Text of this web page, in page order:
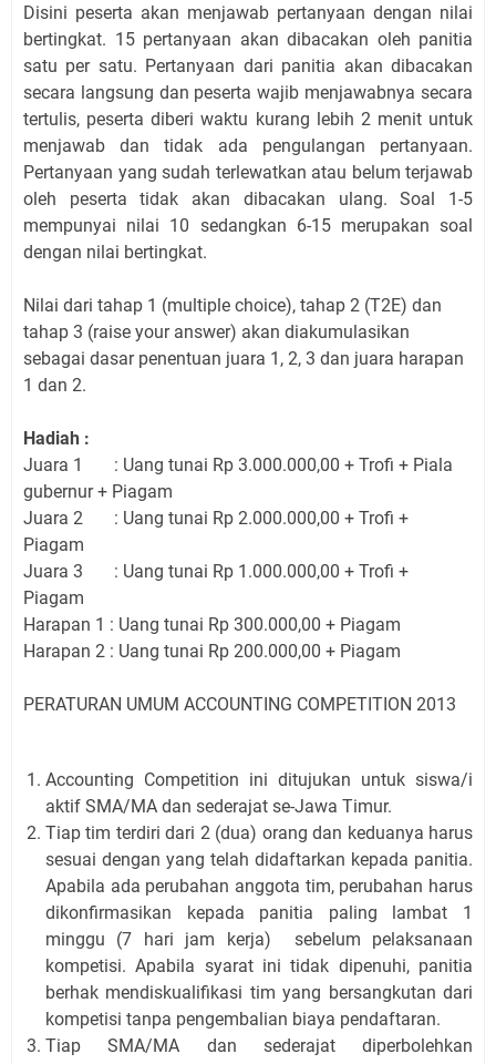
Disini peserta akan menjawab pertanyaan dengan nilai
bertingkat. 15 pertanyaan akan dibacakan oleh panitia
satu per satu. Pertanyaan dari panitia akan dibacakan
secara langsung dan peserta wajib menjawabnya secara
tertulis, peserta diberi waktu kurang lebih 2 menit untuk
menjawab dan tidak ada pengulangan pertanyaan.
Pertanyaan yang sudah terlewatkan atau belum terjawab
oleh peserta tidak akan dibacakan ulang. Soal 1-5
mempunyai nilai 10 sedangkan 6-15 merupakan soal
dengan nilai bertingkat.
Nilai dari tahap 1 (multiple choice), tahap 2 (T2E) dan
tahap 3 (raise your answer) akan diakumulasikan
sebagai dasar penentuan juara 1, 2, 3 dan juara harapan
1 dan 2.
Hadiah :
Juara 1
: Uang tunai Rp 3.000.000,00 + Trofi + Piala
gubernur + Piagam
Juara 2
: Uang tunai Rp 2.000.000,00 + Trofi +
Piagam
Juara 3
: Uang tunai Rp 1.000.000,00 + Trofi +
Piagam
Harapan 1 : Uang tunai Rp 300.000,00 + Piagam
Harapan 2 : Uang tunai Rp 200.000,00 + Piagam
PERATURAN UMUM ACCOUNTING COMPETITION 2013
Accounting Competition ini ditujukan untuk siswa/i
aktif SMA/MA dan sederajat se-Jawa Timur.
Tiap tim terdiri dari 2 (dua) orang dan keduanya harus
sesuai dengan yang telah didaftarkan kepada panitia.
Apabila ada perubahan anggota tim, perubahan harus
dikonfirmasikan kepada panitia paling lambat 1
minggu (7 hari jam kerja) sebelum pelaksanaan
kompetisi. Apabila syarat ini tidak dipenuhi, panitia
berhak mendiskualifikasi tim yang bersangkutan dari
kompetisi tanpa pengembalian biaya pendaftaran.
Tiap SMA/MA dan sederajat diperbolehkan